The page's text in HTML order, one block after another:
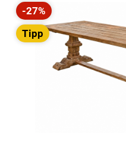
Rabatt
-27%
Tipp